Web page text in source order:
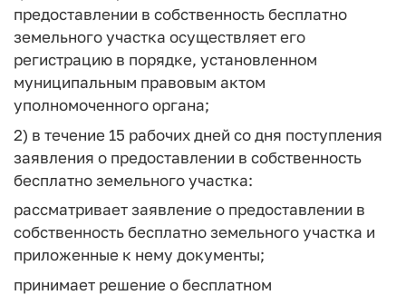
предоставлении в собственность бесплатно
земельного участка осуществляет его
регистрацию в порядке, установленном
муниципальным правовым актом
уполномоченного органа;
2) в течение 15 рабочих дней со дня поступления
заявления о предоставлении в собственность
бесплатно земельного участка:
рассматривает заявление о предоставлении в
собственность бесплатно земельного участка и
приложенные к нему документы;
принимает решение о бесплатном